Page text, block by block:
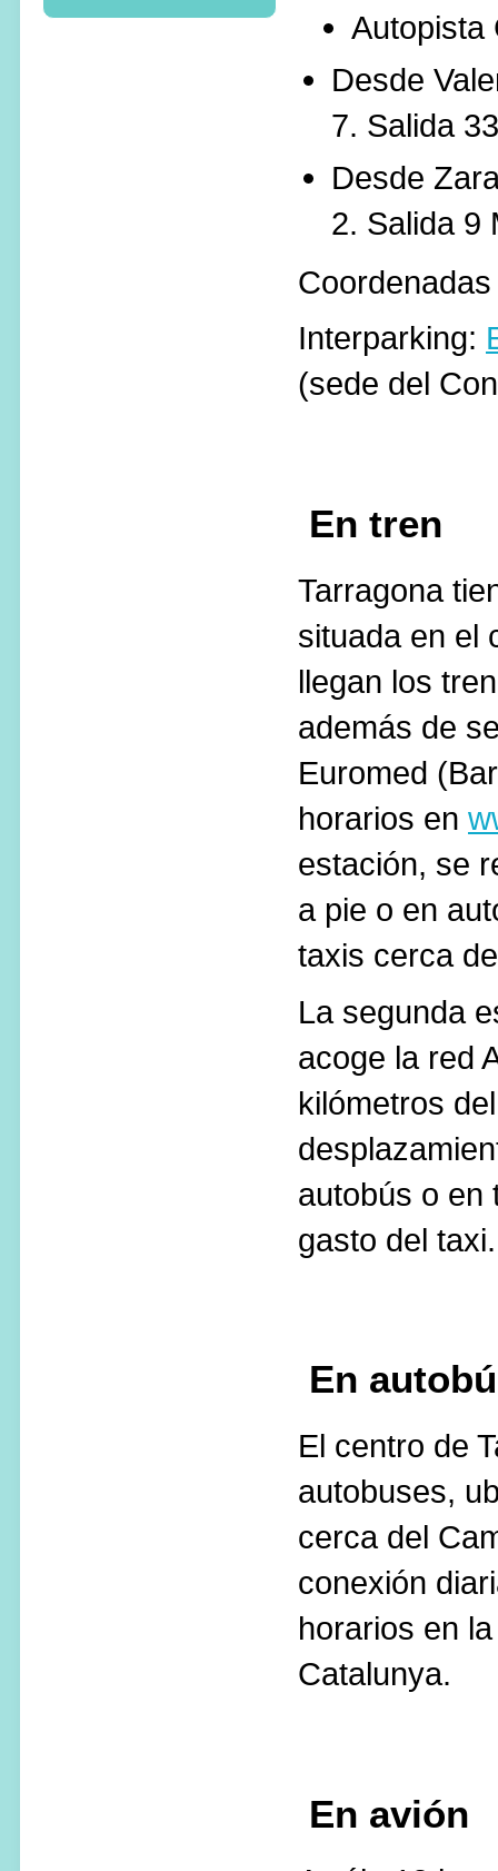
Autopista
Desde
7. Salida 33
Desde
2. Salida 9
Interparking:
(sede del
En tren
Tarragona
situada en el
llegan los
además de
Euromed
horarios en
estación, se
a pie o en
taxis cerca
La segunda
acoge la red
kilómetros
autobús o en
gasto del taxi.
En
El centro de
autobuses,
cerca del
conexión
horarios en
Catalunya.
En avión